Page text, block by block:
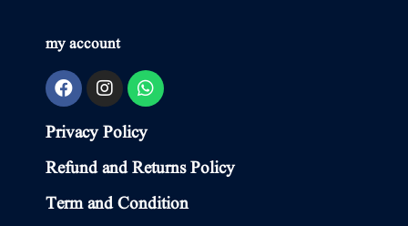
my account
Privacy Policy
Refund and Returns Policy
Term and Condition